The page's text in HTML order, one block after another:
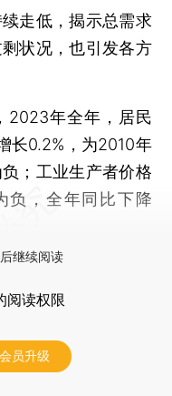
走低，揭示总需求
状况，也引发各方
年全年，居民
长0.2%，为2010年
；工业生产者价格
负，全年同比下降
继续阅读
阅读权限
员升级